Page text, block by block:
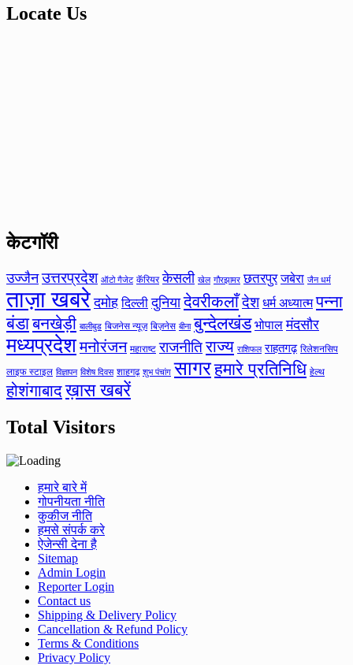
Locate Us
केटगॉरी
उज्जैन उत्तरप्रदेश ऑटो गैजेट कॅरियर केसली खेल गौरझामर छतरपुर जबेरा जैन धर्म
ताज़ा खबरे दमोह दिल्ली दुनिया देवरीकलाँदेश धर्म अध्यात्म पन्ना
बंडाबनखेड़ी बालीबुड बिजनेस न्यूज़ बिज़नेस बीना बुन्देलखंड भोपाल मंदसौर
मध्यप्रदेशमनोरंजन महाराष्ट राजनीतिराज्य राशिफल राहतगढ़ रिलेशनसिप
लाइफ स्टाइल विज्ञापन विशेष दिवस शाहगढ़ शुभ पंचांग सागरहमारे प्रतिनिधि हेल्थ
होशंगाबादख़ास खबरें
Total Visitors
हमारे बारे में
गोपनीयता नीति
कुकीज नीति
हमसे संपर्क करे
ऐजेन्सी देना है
Sitemap
Admin Login
Reporter Login
Contact us
Shipping & Delivery Policy
Cancellation & Refund Policy
Terms & Conditions
Privacy Policy